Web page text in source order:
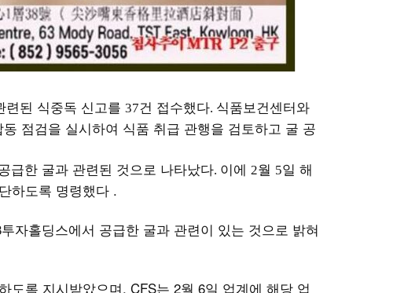
련된 식중독 신고를 37건 접수했다. 식품보건센터와
점검을 실시하여 식품 취급 관행을 검토하고 굴 공
급한 굴과 관련된 것으로 나타났다. 이에 2월 5일 해
하도록 명령했다 .
자홀딩스에서 공급한 굴과 관련이 있는 것으로 밝혀
도록 지시받았으며, CFS는 2월 6일 업계에 해당 업